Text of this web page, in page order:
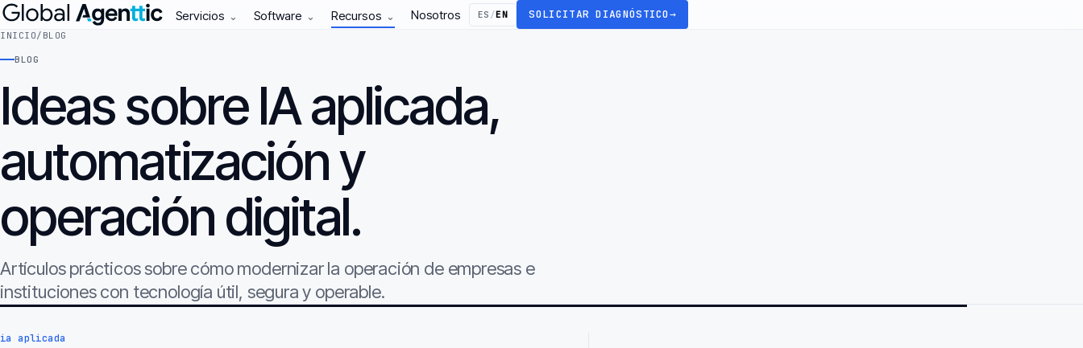
Servicios ⌄ Software ⌄ Recursos ⌄ Nosotros ES /EN SOLICITAR DIAGNÓSTICO→
INICIO/ BLOG
BLOG
Ideas sobre IA aplicada,
automatización y
operación digital.
Artículos prácticos sobre cómo modernizar la operación de empresas e
instituciones con tecnología útil, segura y operable.
ia aplicada